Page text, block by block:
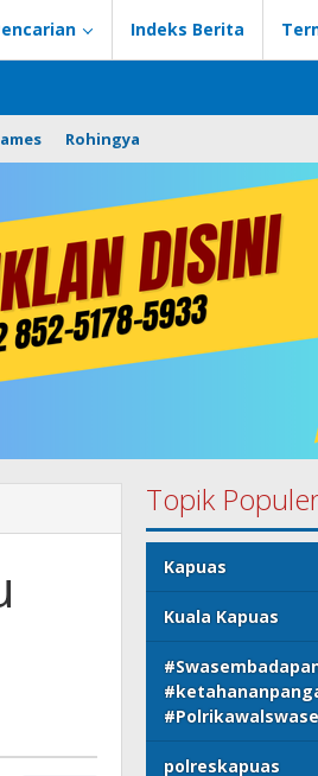
Indeks Berita
Rohingya
Topik
Kapuas
Kuala Kapuas
polreskapuas